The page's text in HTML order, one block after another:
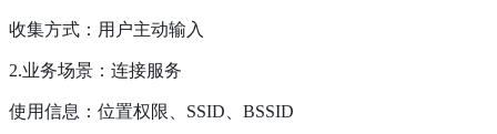
收集方式：用户主动输入
2.业务场景：连接服务
使用信息：位置权限、SSID、BSSID